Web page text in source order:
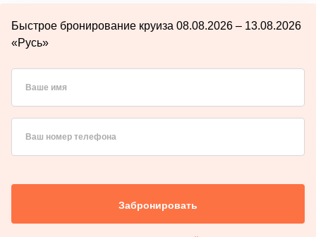
Быстрое бронирование круиза 08.08.2026 – 13.08.2026
«Русь»
Ваше имя
Ваш номер телефона
Забронировать